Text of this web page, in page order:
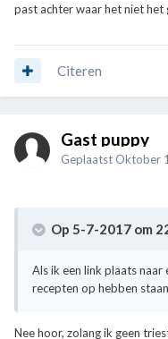
past achter waar het niet het
Citeren
Gast puppy
Geplaatst Oktober
Op 5-7-2017 om
Als ik een link plaats
recepten op hebben
Nee hoor, zolang ik geen